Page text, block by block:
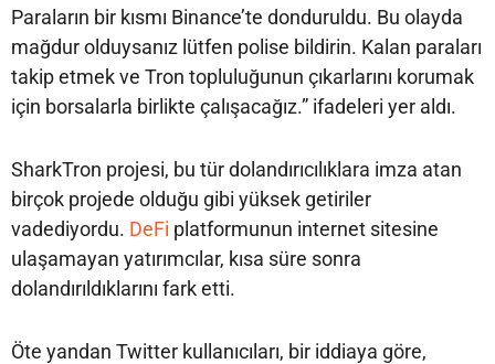
Paraların bir kısmı Binance’te donduruldu. Bu olayda
mağdur olduysanız lütfen polise bildirin. Kalan paraları
takip etmek ve Tron topluluğunun çıkarlarını korumak
için borsalarla birlikte çalışacağız.” ifadeleri yer aldı.
SharkTron projesi, bu tür dolandırıcılıklara imza atan
birçok projede olduğu gibi yüksek getiriler
vadediyordu. DeFi platformunun internet sitesine
ulaşamayan yatırımcılar, kısa süre sonra
dolandırıldıklarını fark etti.
Öte yandan Twitter kullanıcıları, bir iddiaya göre,